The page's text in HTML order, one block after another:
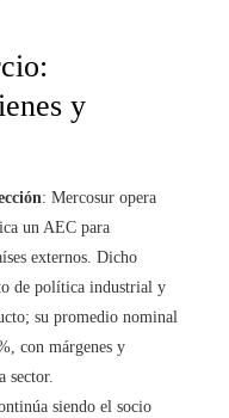
y
: Mercosur opera
un AEC para
externos. Dicho
de política industrial y
su promedio nominal
con márgenes y
sector.
siendo el socio